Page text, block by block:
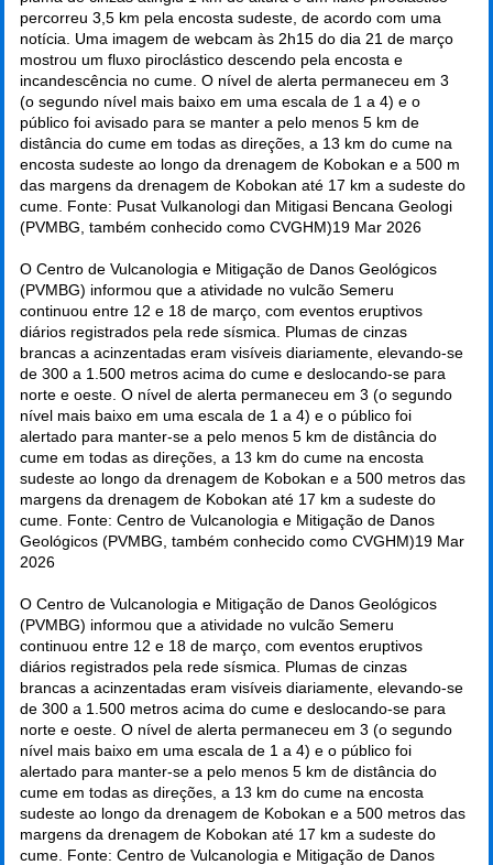
percorreu 3,5 km pela encosta sudeste, de acordo com uma
notícia. Uma imagem de webcam às 2h15 do dia 21 de março
mostrou um fluxo piroclástico descendo pela encosta e
incandescência no cume. O nível de alerta permaneceu em 3
(o segundo nível mais baixo em uma escala de 1 a 4) e o
público foi avisado para se manter a pelo menos 5 km de
distância do cume em todas as direções, a 13 km do cume na
encosta sudeste ao longo da drenagem de Kobokan e a 500 m
das margens da drenagem de Kobokan até 17 km a sudeste do
cume. Fonte: Pusat Vulkanologi dan Mitigasi Bencana Geologi
(PVMBG, também conhecido como CVGHM)19 Mar 2026
O Centro de Vulcanologia e Mitigação de Danos Geológicos
(PVMBG) informou que a atividade no vulcão Semeru
continuou entre 12 e 18 de março, com eventos eruptivos
diários registrados pela rede sísmica. Plumas de cinzas
brancas a acinzentadas eram visíveis diariamente, elevando-se
de 300 a 1.500 metros acima do cume e deslocando-se para
norte e oeste. O nível de alerta permaneceu em 3 (o segundo
nível mais baixo em uma escala de 1 a 4) e o público foi
alertado para manter-se a pelo menos 5 km de distância do
cume em todas as direções, a 13 km do cume na encosta
sudeste ao longo da drenagem de Kobokan e a 500 metros das
margens da drenagem de Kobokan até 17 km a sudeste do
cume. Fonte: Centro de Vulcanologia e Mitigação de Danos
Geológicos (PVMBG, também conhecido como CVGHM)19 Mar
2026
O Centro de Vulcanologia e Mitigação de Danos Geológicos
(PVMBG) informou que a atividade no vulcão Semeru
continuou entre 12 e 18 de março, com eventos eruptivos
diários registrados pela rede sísmica. Plumas de cinzas
brancas a acinzentadas eram visíveis diariamente, elevando-se
de 300 a 1.500 metros acima do cume e deslocando-se para
norte e oeste. O nível de alerta permaneceu em 3 (o segundo
nível mais baixo em uma escala de 1 a 4) e o público foi
alertado para manter-se a pelo menos 5 km de distância do
cume em todas as direções, a 13 km do cume na encosta
sudeste ao longo da drenagem de Kobokan e a 500 metros das
margens da drenagem de Kobokan até 17 km a sudeste do
cume. Fonte: Centro de Vulcanologia e Mitigação de Danos